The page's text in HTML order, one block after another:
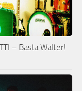
– Basta Walter!